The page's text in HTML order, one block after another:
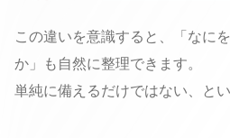
この違いを意識すると、「なに
か」も自然に整理できます。
単純に備えるだけではない、とい